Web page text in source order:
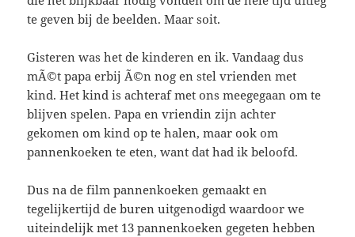
te geven bij de beelden. Maar soit.
Gisteren was het de kinderen en ik. Vandaag dus
mÃ©t papa erbij Ã©n nog en stel vrienden met
kind. Het kind is achteraf met ons meegegaan om te
blijven spelen. Papa en vriendin zijn achter
gekomen om kind op te halen, maar ook om
pannenkoeken te eten, want dat had ik beloofd.
Dus na de film pannenkoeken gemaakt en
tegelijkertijd de buren uitgenodigd waardoor we
uiteindelijk met 13 pannenkoeken gegeten hebben